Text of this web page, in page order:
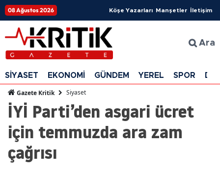
08 Ağustos 2026 Köşe Yazarları Manşetler İletişim
Ara
SİYASET EKONOMİ GÜNDEM YEREL SPOR
Gazete Kritik Siyaset
İYİ Parti’den asgari ücret
için temmuzda ara zam
çağrısı